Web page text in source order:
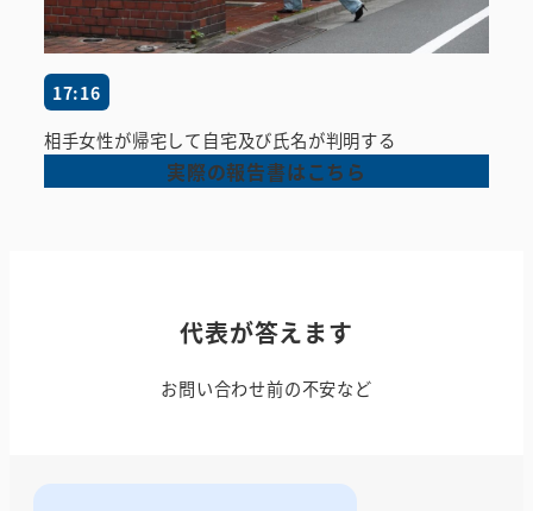
17:16
相手女性が帰宅して自宅及び氏名が判明する
実際の報告書はこちら
代表が答えます
お問い合わせ前の不安など